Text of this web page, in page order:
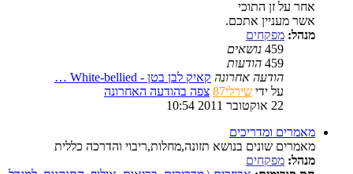
אחר על זן התוכי
אשר מעניין אתכם.
מנהל: מפקחים
459 נושאים
459 הודעות
הודעה אחרונה קאיק לבן בטן - White-bellied …
על ידי שירלי87
צפה בהודעה האחרונה
22 אוקטובר 2011 10:54
מאמרים ומדריכים
מאמרים שונים בנושא תזונה,מחלות,ריבוי והדרכה כללית
מנהל: מפקחים